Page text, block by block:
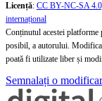
Licență: CC BY-NC-SA
internațional
Conținutul acestei
posibil, a autorului.
poată fi utilizate liber și
Semnalați o